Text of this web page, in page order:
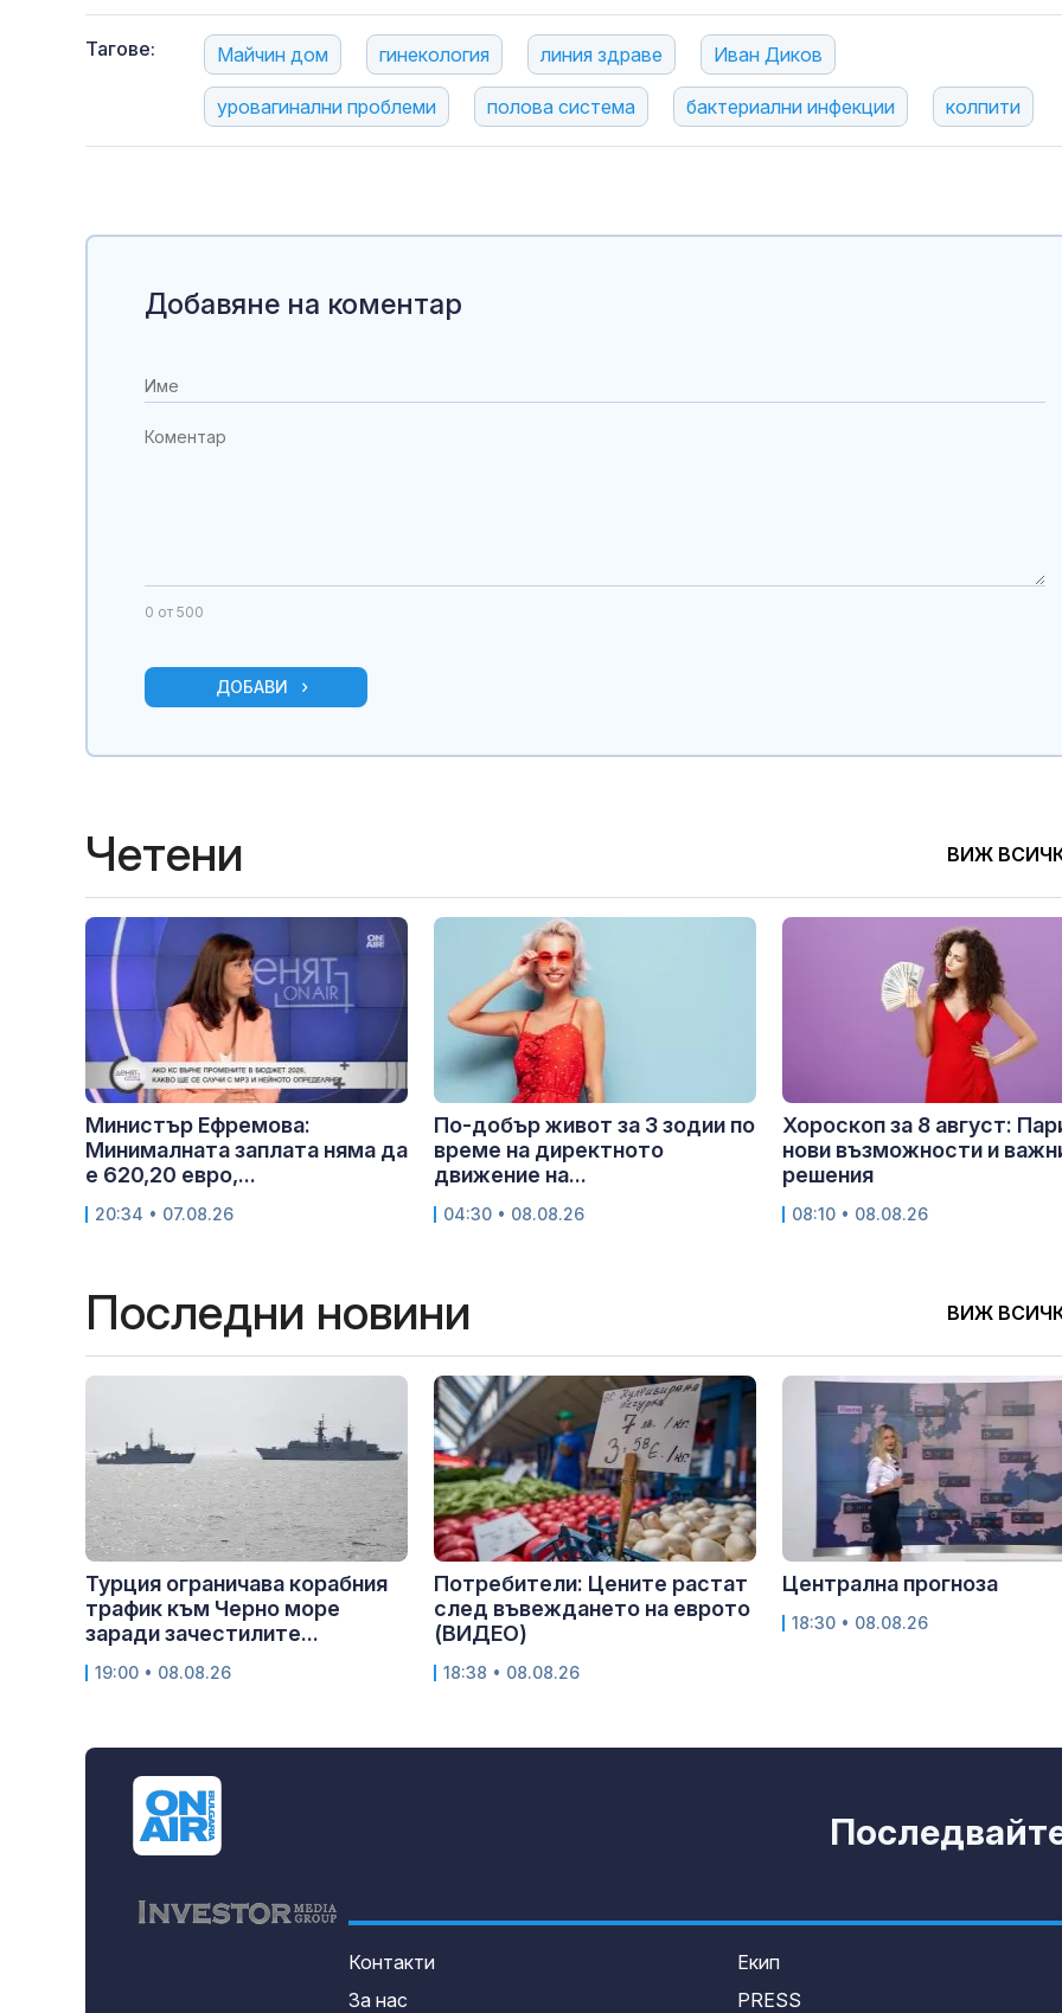
Тагове: Майчин дом гинекология линия здраве Иван Диков
уровагинални проблеми полова система бактериални инфекции колпити
Добавяне на коментар
0 от 500
ДОБАВИ
Четени ВИЖ
Министър Ефремова:
Минималната заплата няма да
е 620,20 евро,...
20:34 • 07.08.26
По-добър живот за 3 зодии по
време на директното
движение на...
04:30 • 08.08.26
Хороскоп за 8 август:
нови възможности и
решения
08:10 • 08.08.26
Последни новини ВИЖ
Турция ограничава корабния
трафик към Черно море
заради зачестилите...
19:00 • 08.08.26
Потребители: Цените растат
след въвеждането на еврото
(ВИДЕО)
18:38 • 08.08.26
Централна прогноза
18:30 • 08.08.26
Контакти
За нас
Екип
PRESS